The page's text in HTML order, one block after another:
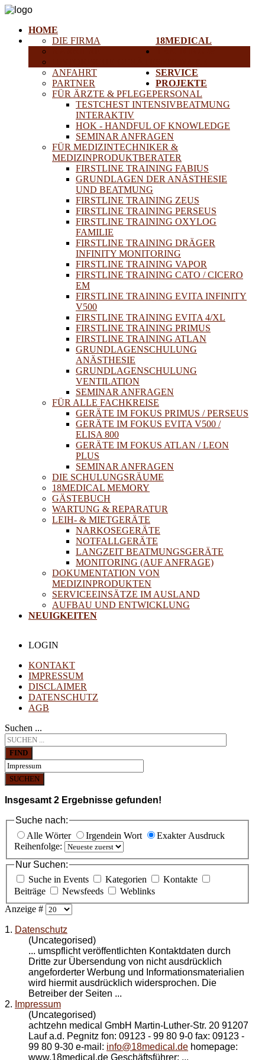
HOME
18MEDICAL
DIE FIRMA
ANFAHRT
PARTNER
FÜR ÄRZTE & PFLEGEPERSONAL
TESTCHEST INTENSIVBEATMUNG
INTERAKTIV
HOK - HANDFUL OF KNOWLEDGE
SEMINAR ANFRAGEN
FÜR MEDIZINTECHNIKER &
MEDIZINPRODUKTBERATER
FIRSTLINE TRAINING FABIUS
GRUNDLAGEN DER ANÄSTHESIE
UND BEATMUNG
FIRSTLINE TRAINING ZEUS
FIRSTLINE TRAINING PERSEUS
FIRSTLINE TRAINING OXYLOG
FAMILIE
FIRSTLINE TRAINING DRÄGER
INFINITY MONITORING
FIRSTLINE TRAINING VAPOR
FIRSTLINE TRAINING CATO / CICERO
EM
FIRSTLINE TRAINING EVITA INFINITY
V500
FIRSTLINE TRAINING EVITA 4/XL
FIRSTLINE TRAINING PRIMUS
FIRSTLINE TRAINING ATLAN
GRUNDLAGENSCHULUNG
ANÄSTHESIE
GRUNDLAGENSCHULUNG
VENTILATION
SEMINAR ANFRAGEN
FÜR ALLE FACHKREISE
GERÄTE IM FOKUS PRIMUS / PERSEUS
GERÄTE IM FOKUS EVITA V500 /
ELISA 800
GERÄTE IM FOKUS ATLAN / LEON
PLUS
SEMINAR ANFRAGEN
DIE SCHULUNGSRÄUME
18MEDICAL MEMORY
GÄSTEBUCH
SERVICE
WARTUNG & REPARATUR
LEIH- & MIETGERÄTE
NARKOSEGERÄTE
NOTFALLGERÄTE
LANGZEIT BEATMUNGSGERÄTE
MONITORING (AUF ANFRAGE)
DOKUMENTATION VON
MEDIZINPRODUKTEN
PROJEKTE
SERVICEEINSÄTZE IM AUSLAND
AUFBAU UND ENTWICKLUNG
NEUIGKEITEN
LOGIN
KONTAKT
IMPRESSUM
DISCLAIMER
DATENSCHUTZ
AGB
Suchen ...
FIND
SUCHEN
Insgesamt 2 Ergebnisse gefunden!
Suche nach:
Alle Wörter
Irgendein Wort
Exakter Ausdruck
Reihenfolge:
Nur Suchen:
Suche in Events
Kategorien
Kontakte
Beiträge
Newsfeeds
Weblinks
Anzeige #
1. Datenschutz
(Uncategorised)
... umspflicht veröffentlichten Kontaktdaten durch
Dritte zur Übersendung von nicht ausdrücklich
angeforderter Werbung und Informationsmaterialien
wird hiermit ausdrücklich widersprochen. Die
Betreiber der Seiten ...
2. Impressum
(Uncategorised)
achtzehn medical GmbH Martin-Luther-Str. 20 91207
Lauf a.d. Pegnitz fon: 09123 - 99 80 9-0 fax: 09123 -
99 80 9-30 e-mail: info@18medical.de homepage:
www.18medical.de Geschäftsführer: ...